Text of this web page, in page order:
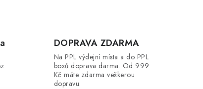
DOPRAVA ZDARMA
Na PPL výdejní místa a do PPL
boxů doprava darma. Od 999
Kč máte zdarma veškerou
dopravu.